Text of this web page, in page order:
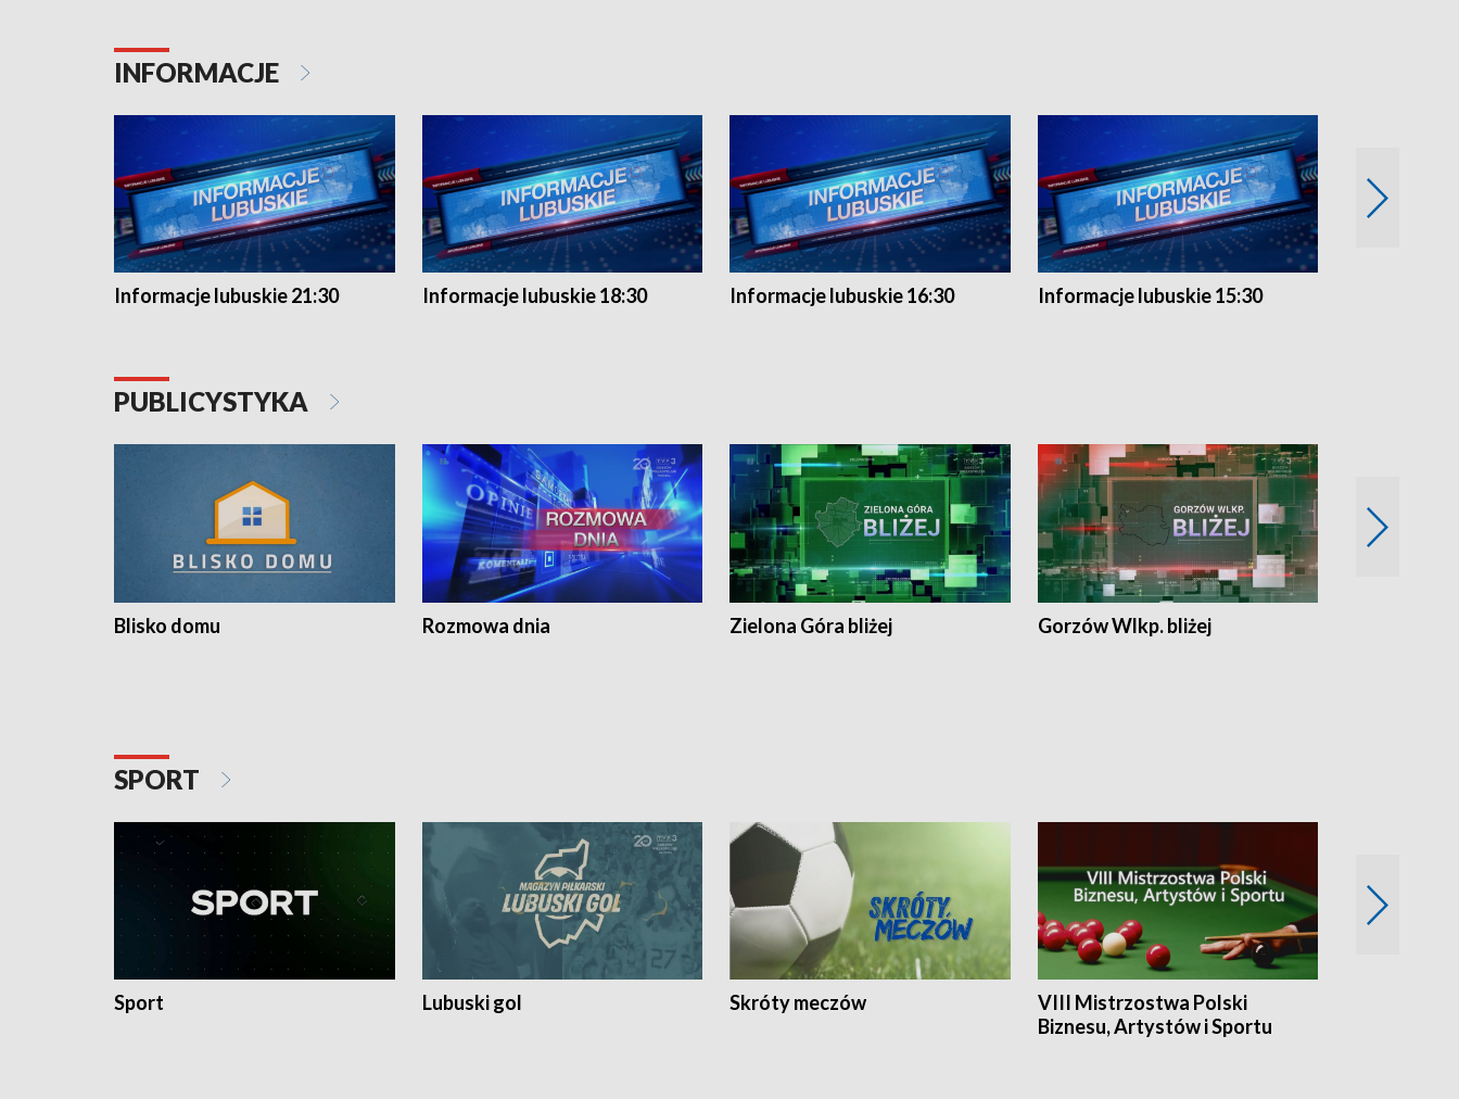
INFORMACJE
Informacje lubuskie 21:30 Informacje lubuskie 18:30 Informacje lubuskie 16:30 Informacje lubuskie 15:30
PUBLICYSTYKA
Blisko domu Rozmowa dnia Zielona Góra bliżej Gorzów Wlkp. bliżej
SPORT
Sport Lubuski gol Skróty meczów
VIII Mistrzostwa Polski
Biznesu, Artystów i Sportu